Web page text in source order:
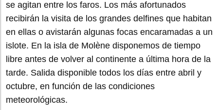
se agitan entre los faros. Los más afortunados
recibirán la visita de los grandes delfines que habitan
en ellas o avistarán algunas focas encaramadas a un
islote. En la isla de Molène disponemos de tiempo
libre antes de volver al continente a última hora de la
tarde. Salida disponible todos los días entre abril y
octubre, en función de las condiciones
meteorológicas.